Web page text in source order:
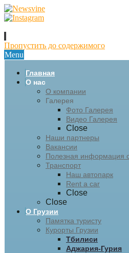
Пропустить до содержимого
Menu
Главная
О нас
О компании
Галерея
Фото Галерея
Видео Галерея
Close
Наши партнеры
Вакансии
Полезная информация
Транспорт
Наш автопарк
Rent a car
Close
Close
О Грузии
Памятка туристу
Курорты Грузии
Тбилиси
Аджария-Гурия